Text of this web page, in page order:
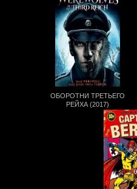
ОБОРОТНИ ТРЕТЬЕГО
РЕЙХА (2017)